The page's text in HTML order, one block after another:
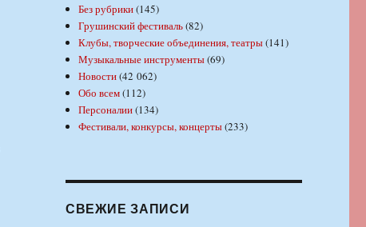
Без рубрики(145)
Грушинский фестиваль(82)
Клубы, творческие объединения, театры(141)
Музыкальные инструменты(69)
Новости(42 062)
Обо всем(112)
Персоналии(134)
Фестивали, конкурсы, концерты(233)
СВЕЖИЕ ЗАПИСИ